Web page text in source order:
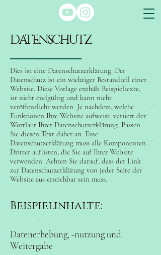
DATENSCHUTZ
Dies ist eine Datenschutzerklärung. Der
Datenschutz ist ein wichtiger Bestandteil einer
Website. Diese Vorlage enthält Beispieltexte,
ist nicht endgültig und kann nicht
veröffentlicht werden. Je nachdem, welche
Funktionen Ihre Website aufweist, variiert der
Wortlaut Ihrer Datenschutzerklärung. Passen
Sie diesen Text daher an. Eine
Datenschutzerklärung muss alle Komponenten
Dritter auflisten, die Sie auf Ihrer Website
verwenden. Achten Sie darauf, dass der Link
zur Datenschutzerklärung von jeder Seite der
Website aus erreichbar sein muss.
Beispielinhalte:
Datenerhebung, -nutzung und
Weitergabe